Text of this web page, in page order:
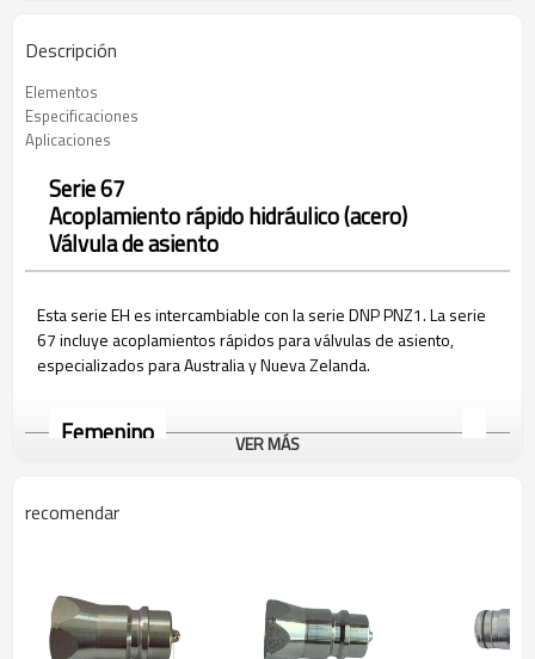
Descripción
Elementos
Especificaciones
Aplicaciones
Serie 67
Acoplamiento rápido hidráulico (acero)
Válvula de asiento
Esta serie EH es intercambiable con la serie DNP PNZ1. La serie
67 incluye acoplamientos rápidos para válvulas de asiento,
especializados para Australia y Nueva Zelanda.
Femenino VER MÁS
recomendar